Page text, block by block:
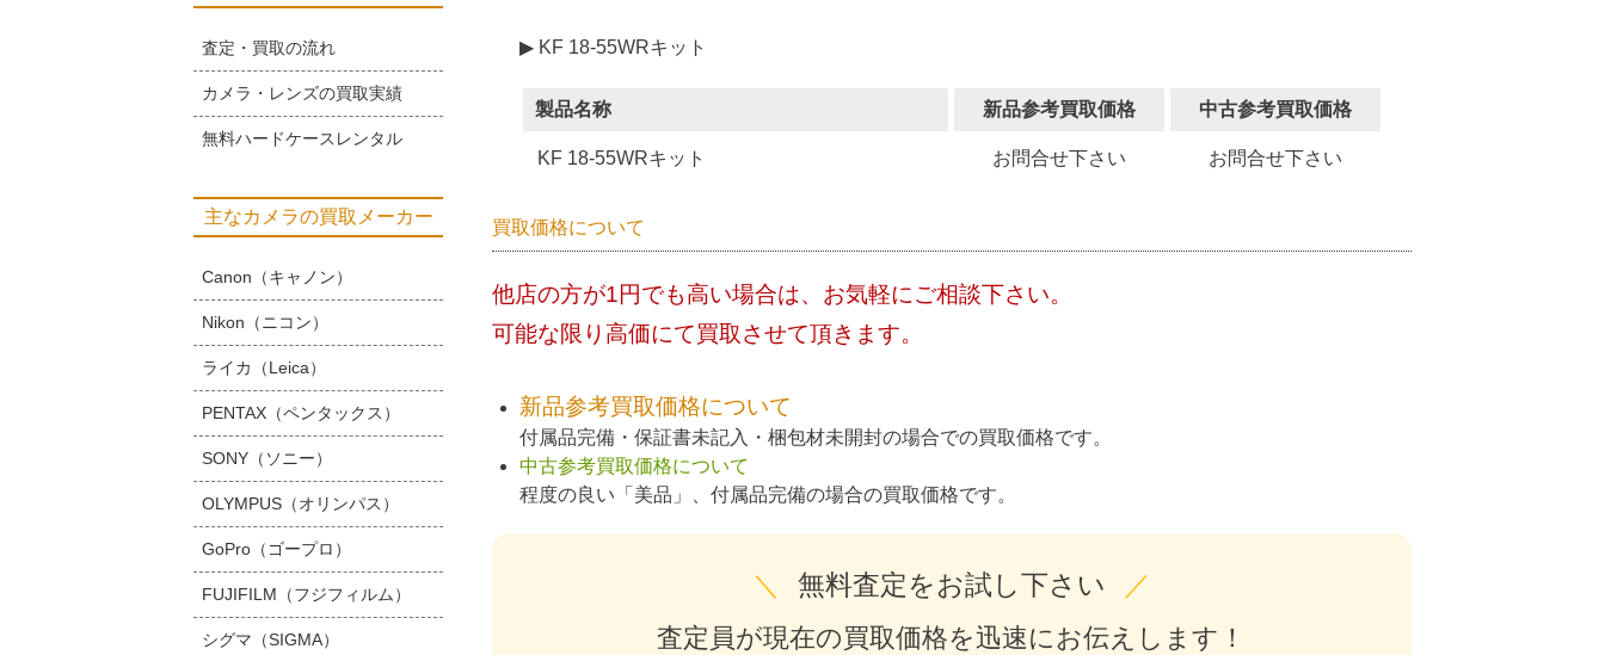
▶ KF 18-55WRキット
製品名称 新品参考買取価格 中古参考買取価格
KF 18-55WRキット お問合せ下さい お問合せ下さい
買取価格について
他店の方が1円でも高い場合は、お気軽にご相談下さい。
可能な限り高価にて買取させて頂きます。
新品参考買取価格について
付属品完備・保証書未記入・梱包材未開封の場合での買取価格です。
中古参考買取価格について
程度の良い「美品」、付属品完備の場合の買取価格です。
＼ 無料査定をお試し下さい ／
査定員が現在の買取価格を迅速にお伝えします！
査定・買取の流れ
カメラ・レンズの買取実績
無料ハードケースレンタル
主なカメラの買取メーカー
Canon（キャノン）
Nikon（ニコン）
ライカ（Leica）
PENTAX（ペンタックス）
SONY（ソニー）
OLYMPUS（オリンパス）
GoPro（ゴープロ）
FUJIFILM（フジフィルム）
シグマ（SIGMA）